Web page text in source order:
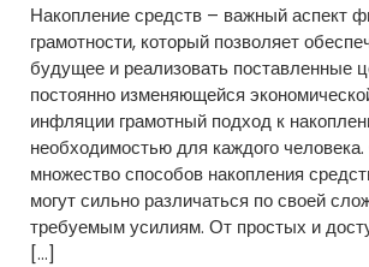
Накопление средств – важный аспект
грамотности, который позволяет
будущее и реализовать поставленные
постоянно изменяющейся
инфляции грамотный подход к
необходимостью для каждого
множество способов накопления
могут сильно различаться по своей
требуемым усилиям. От простых и
[…]